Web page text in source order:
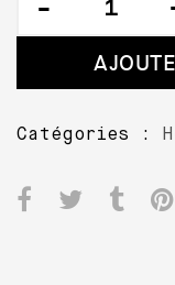
Hydrolat
d'Edelweiss
Catégories :